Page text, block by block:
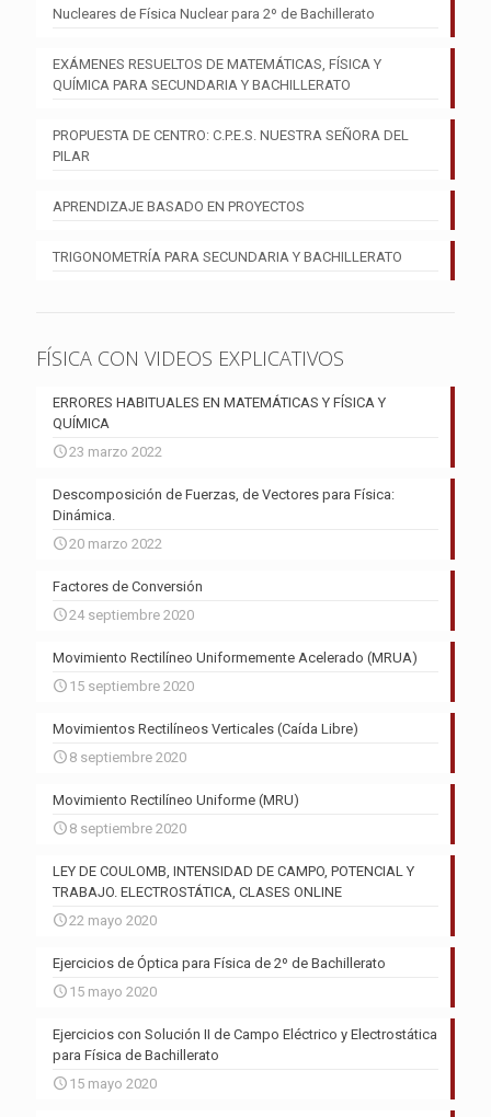
Nucleares de Física Nuclear para 2º de Bachillerato
EXÁMENES RESUELTOS DE MATEMÁTICAS, FÍSICA Y
QUÍMICA PARA SECUNDARIA Y BACHILLERATO
PROPUESTA DE CENTRO: C.P.E.S. NUESTRA SEÑORA DEL
PILAR
APRENDIZAJE BASADO EN PROYECTOS
TRIGONOMETRÍA PARA SECUNDARIA Y BACHILLERATO
FÍSICA CON VIDEOS EXPLICATIVOS
ERRORES HABITUALES EN MATEMÁTICAS Y FÍSICA Y
QUÍMICA
23 marzo 2022
Descomposición de Fuerzas, de Vectores para Física:
Dinámica.
20 marzo 2022
Factores de Conversión
24 septiembre 2020
Movimiento Rectilíneo Uniformemente Acelerado (MRUA)
15 septiembre 2020
Movimientos Rectilíneos Verticales (Caída Libre)
8 septiembre 2020
Movimiento Rectilíneo Uniforme (MRU)
8 septiembre 2020
LEY DE COULOMB, INTENSIDAD DE CAMPO, POTENCIAL Y
TRABAJO. ELECTROSTÁTICA, CLASES ONLINE
22 mayo 2020
Ejercicios de Óptica para Física de 2º de Bachillerato
15 mayo 2020
Ejercicios con Solución II de Campo Eléctrico y Electrostática
para Física de Bachillerato
15 mayo 2020